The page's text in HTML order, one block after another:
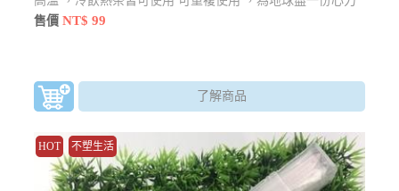
售價NT$ 99
了解商品
HOT 不塑生活